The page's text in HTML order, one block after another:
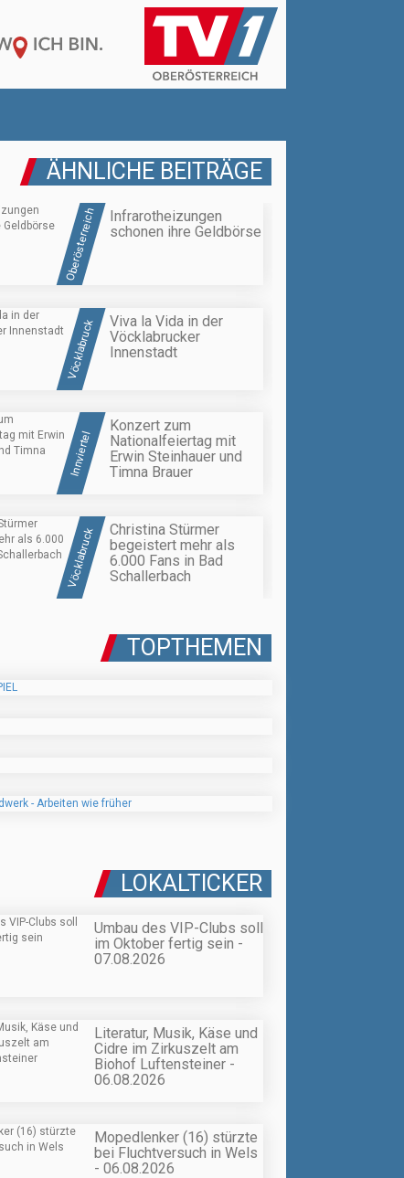
ÄHNLICHE BEITRÄGE
Oberösterreich
Infrarotheizungen
schonen ihre Geldbörse
Vöcklabruck
Viva la Vida in der
Vöcklabrucker
Innenstadt
Innviertel
Konzert zum
Nationalfeiertag mit
Erwin Steinhauer und
Timna Brauer
Vöcklabruck
Christina Stürmer
begeistert mehr als
6.000 Fans in Bad
Schallerbach
TOPTHEMEN
LOKALTICKER
Umbau des VIP-Clubs soll
im Oktober fertig sein -
07.08.2026
Literatur, Musik, Käse und
Cidre im Zirkuszelt am
Biohof Luftensteiner -
06.08.2026
Mopedlenker (16) stürzte
bei Fluchtversuch in Wels
- 06.08.2026